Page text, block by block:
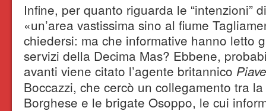
Infine, per quanto riguarda le “intenzioni”
«un’area vastissima sino al fiume
chiedersi: ma che informative hanno letto
servizi della Decima Mas? Ebbene,
avanti viene citato l’agente britannico Piave
Boccazzi, che cercò un collegamento tra
Borghese e le brigate Osoppo, le cui